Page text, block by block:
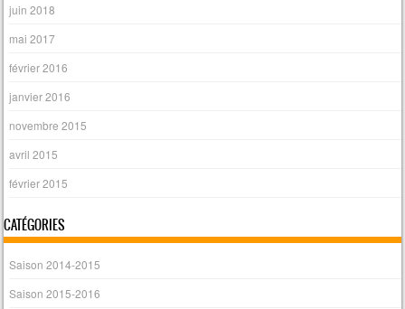
juin 2018
mai 2017
février 2016
janvier 2016
novembre 2015
avril 2015
février 2015
CATÉGORIES
Saison 2014-2015
Saison 2015-2016